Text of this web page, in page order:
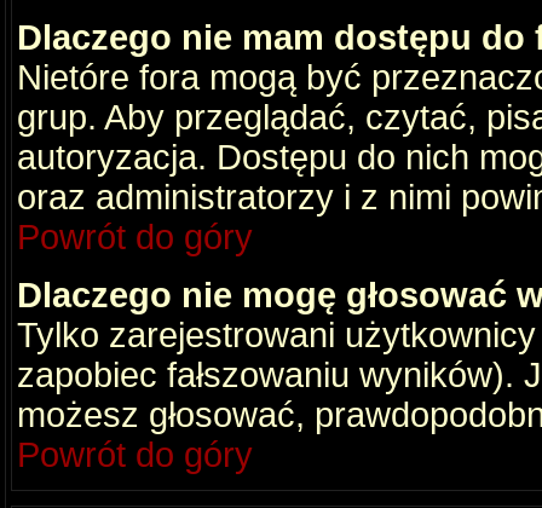
Dlaczego nie mam dostępu do
Nietóre fora mogą być
grup. Aby przeglądać, czytać,
autoryzacja. Dostępu do nich
oraz administratorzy i z nimi
Powrót do góry
Dlaczego nie mogę głosować
Tylko zarejestrowani
zapobiec fałszowaniu wyników).
możesz głosować,
Powrót do góry